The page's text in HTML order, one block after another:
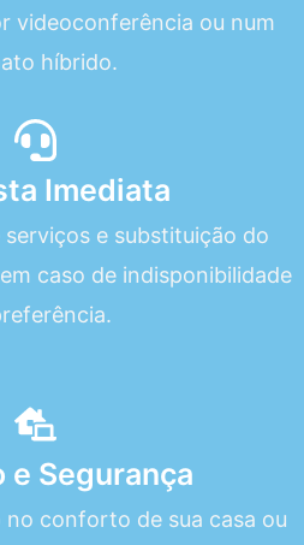
videoconferência ou num
híbrido.
Imediata
e substituição do
caso de indisponibilidade
e Segurança
no conforto de sua casa ou